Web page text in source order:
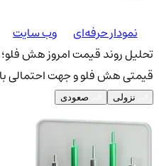
نمودار حرفه‌ای
وب سایت
تحلیل روند قیمت امروز هش فلو؛
قیمتی هش فلو و جهت احتمالی
نزولی صعودی